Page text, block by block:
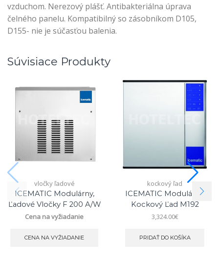
vzduchom. Nerezový plášť. Antibakteriálna úprava
čelného panelu. Kompatibilný so zásobníkom D105,
D155- nie je súčasťou balenia.
Súvisiace Produkty
vločky ľadové
ICEMATIC Modulárny,
Ľadové Vločky F 200 A/W
Cena na vyžiadanie
CENA NA VYŽIADANIE
kockový ľad
ICEMATIC Modulárny,
Kockový Ľad M192
3,324.00€
PRIDAŤ DO KOŠÍKA